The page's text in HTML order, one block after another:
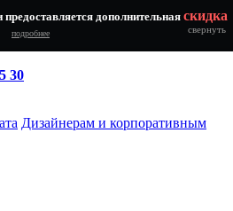
дополнительная скидка
подробнее свернуть
30
Дизайнерам и корпоративным